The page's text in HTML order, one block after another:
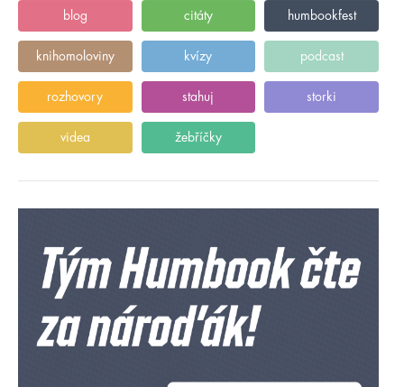
blog citáty humbookfest
knihomoloviny kvízy podcast
rozhovory stahuj storki
videa žebříčky